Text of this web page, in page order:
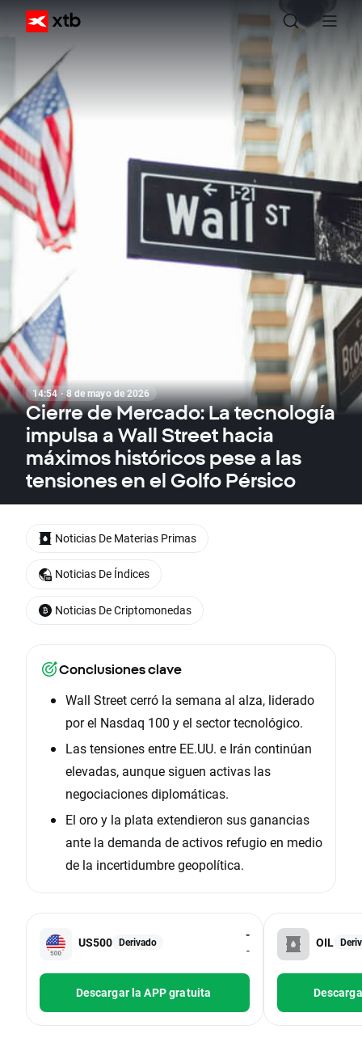
14:54 · 8 de mayo de 2026
Cierre de Mercado: La tecnología
impulsa a Wall Street hacia
máximos históricos pese a las
tensiones en el Golfo Pérsico
Conclusiones clave
Wall Street cerró la semana al alza, liderado
por el Nasdaq 100 y el sector tecnológico.
Las tensiones entre EE.UU. e Irán continúan
elevadas, aunque siguen activas las
negociaciones diplomáticas.
El oro y la plata extendieron sus ganancias
ante la demanda de activos refugio en medio
de la incertidumbre geopolítica.
US500 Derivado
-
-
Descargar la APP gratuita
OIL
Noticias De Materias Primas
Noticias De Índices
Noticias De Criptomonedas